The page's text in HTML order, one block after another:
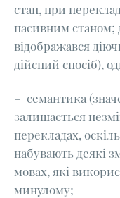
стан, при
пасивним станом;
відображався
дійсний спосіб),
– семантика
залишається
перекладах,
набувають деякі
мовах, які
минулому;